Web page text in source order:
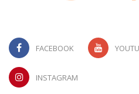
FACEBOOK
INSTAGRAM